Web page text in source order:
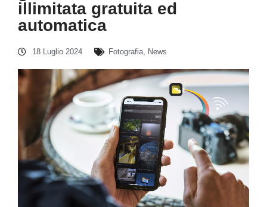
illimitata gratuita ed
automatica
18 Luglio 2024 Fotografia, News